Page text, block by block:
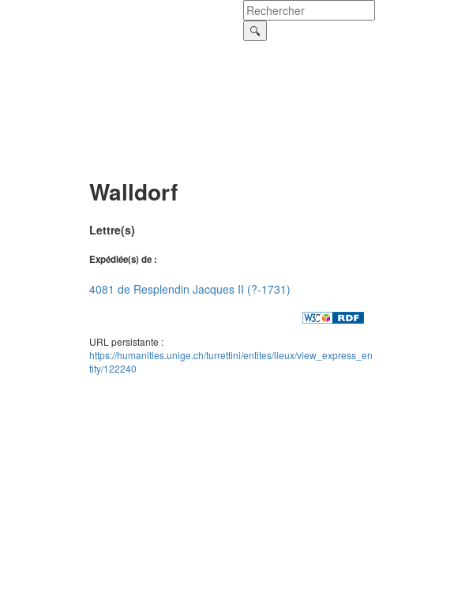
Walldorf
Lettre(s)
Expédiée(s) de :
4081 de Resplendin Jacques II (?-1731)
URL persistante :
https://humanities.unige.ch/turrettini/entites/lieux/view_express_en
tity/122240